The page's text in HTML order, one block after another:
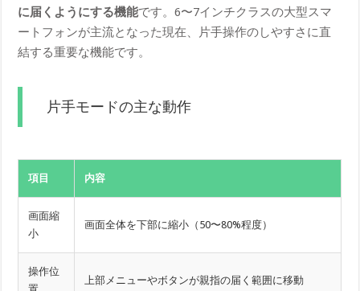
に届くようにする機能です。6〜7インチクラスの大型スマ
ートフォンが主流となった現在、片手操作のしやすさに直
結する重要な機能です。
片手モードの主な動作
項目 内容
画面縮
小
画面全体を下部に縮小（50〜80%程度）
操作位
上部メニューやボタンが親指の届く範囲に移動